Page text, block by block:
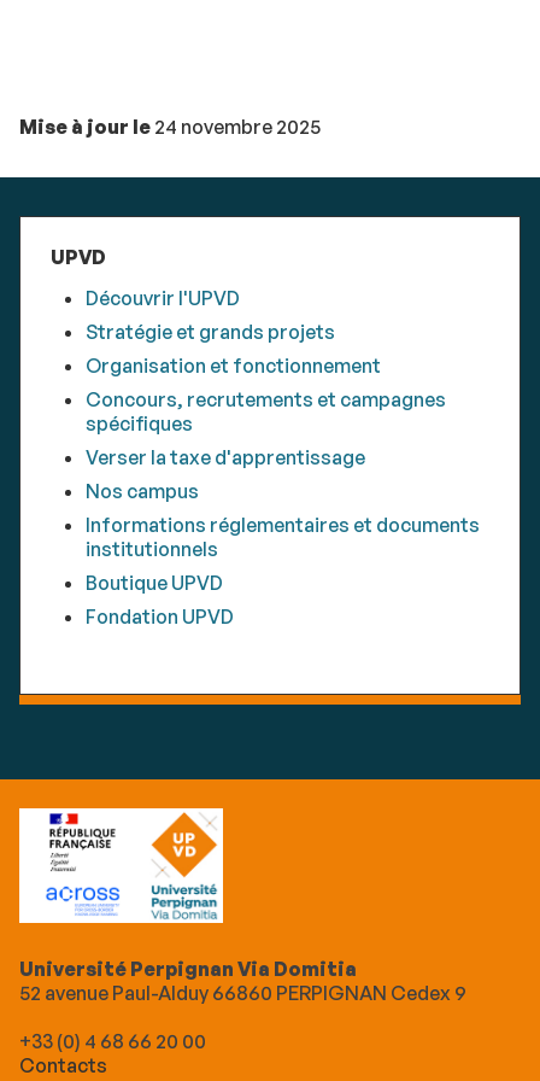
Mise à jour le 24 novembre 2025
UPVD
Découvrir l'UPVD
Stratégie et grands projets
Organisation et fonctionnement
Concours, recrutements et campagnes
spécifiques
Verser la taxe d'apprentissage
Nos campus
Informations réglementaires et documents
institutionnels
Boutique UPVD
Fondation UPVD
Université Perpignan Via Domitia
52 avenue Paul-Alduy 66860 PERPIGNAN Cedex 9
+33 (0) 4 68 66 20 00
Contacts